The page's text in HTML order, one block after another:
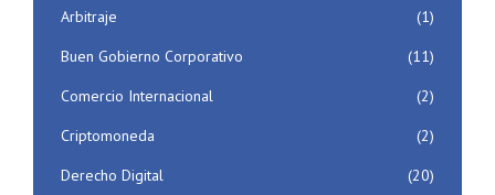
Arbitraje
(1)
Buen Gobierno Corporativo
(11)
Comercio Internacional
(2)
Criptomoneda
(2)
Derecho Digital
(20)